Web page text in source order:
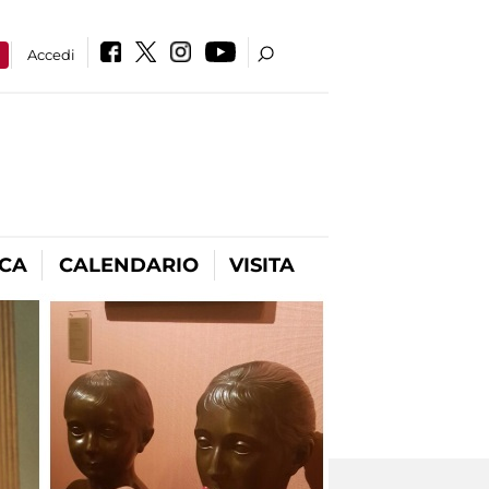
Accedi
CALENDARIO VISITA